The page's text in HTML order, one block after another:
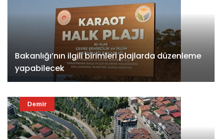
Bakanlığı’nın ilgili birimleri plajlarda düzenleme
yapabilecek
Demir